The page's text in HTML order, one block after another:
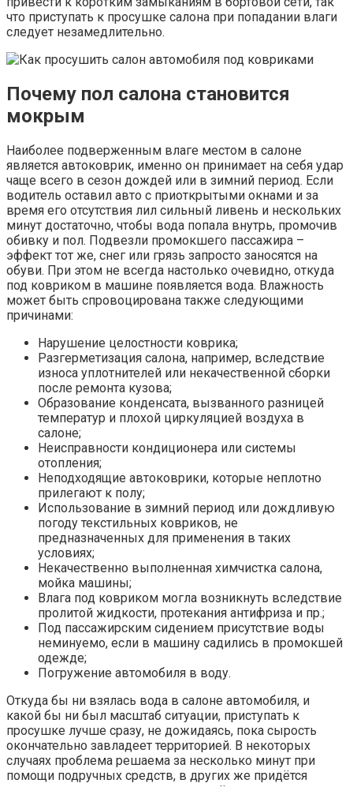
что приступать к просушке салона при попадании влаги
следует незамедлительно.
Почему пол салона становится
мокрым
Наиболее подверженным влаге местом в салоне
является автоковрик, именно он принимает на себя удар
чаще всего в сезон дождей или в зимний период. Если
водитель оставил авто с приоткрытыми окнами и за
время его отсутствия лил сильный ливень и нескольких
минут достаточно, чтобы вода попала внутрь, промочив
обивку и пол. Подвезли промокшего пассажира –
эффект тот же, снег или грязь запросто заносятся на
обуви. При этом не всегда настолько очевидно, откуда
под ковриком в машине появляется вода. Влажность
может быть спровоцирована также следующими
причинами:
Нарушение целостности коврика;
Разгерметизация салона, например, вследствие
износа уплотнителей или некачественной сборки
после ремонта кузова;
Образование конденсата, вызванного разницей
температур и плохой циркуляцией воздуха в
салоне;
Неисправности кондиционера или системы
отопления;
Неподходящие автоковрики, которые неплотно
прилегают к полу;
Использование в зимний период или дождливую
погоду текстильных ковриков, не
предназначенных для применения в таких
условиях;
Некачественно выполненная химчистка салона,
мойка машины;
Влага под ковриком могла возникнуть вследствие
пролитой жидкости, протекания антифриза и пр.;
Под пассажирским сидением присутствие воды
неминуемо, если в машину садились в промокшей
одежде;
Погружение автомобиля в воду.
Откуда бы ни взялась вода в салоне автомобиля, и
какой бы ни был масштаб ситуации, приступать к
просушке лучше сразу, не дожидаясь, пока сырость
окончательно завладеет территорией. В некоторых
случаях проблема решаема за несколько минут при
помощи подручных средств, в других же придётся